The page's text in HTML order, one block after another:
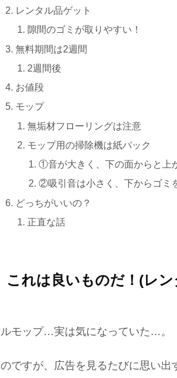
レンタル品ゲット
隙間のゴミが取りやすい！
無料期間は2週間
2週間後
お値段
モップ
無垢材フローリングは注意
モップ用の掃除機は紙パック
①音が大きく、下の面からと上
②吸引音は小さく、下からゴミ
どっちがいいの？
正直な話
これは良いものだ！(レ
モップ…実は気になっていた…。
ですが、広告を見るたびに思い出